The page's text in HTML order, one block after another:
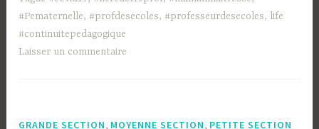
#Pematernelle, #profdesecoles, #professeurdesecoles, life
#continuitepedagogique
Laisser un commentaire
GRANDE SECTION, MOYENNE SECTION, PETITE SECTION